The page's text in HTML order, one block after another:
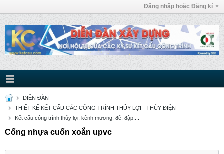
Đăng nhập hoặc Đăng kí
DIỄN ĐÀN
THIẾT KẾ KẾT CẤU CÁC CÔNG TRÌNH THỦY LỢI - THỦY ĐIỆN
Kết cấu công trình thủy lợi, kênh mương, đề, đập,...
Cống nhựa cuốn xoắn upvc